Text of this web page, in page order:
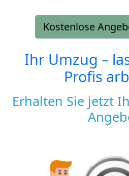
Kostenlose
Ihr Umzug –
Profis
Erhalten Sie jetzt